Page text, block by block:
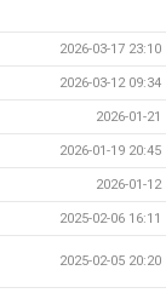
2026-03-17 23:10
2026-03-12 09:34
2026-01-21
2026-01-19 20:45
2026-01-12
2025-02-06 16:11
2025-02-05 20:20